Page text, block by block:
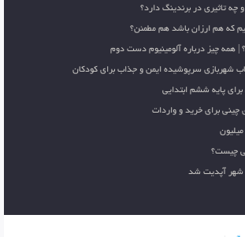
تاثیری در برندینگ دارد؟
که هم ارزان باشد هم مطمئن؟
| همه چیز درباره آلومینیوم دست دوم
شهربازی سرپوشیده ایمن و جذاب برای کودکان
پایه ششم ابتدایی
چینی برای خرید و واردات
چیست؟
شهر آپدیت شد